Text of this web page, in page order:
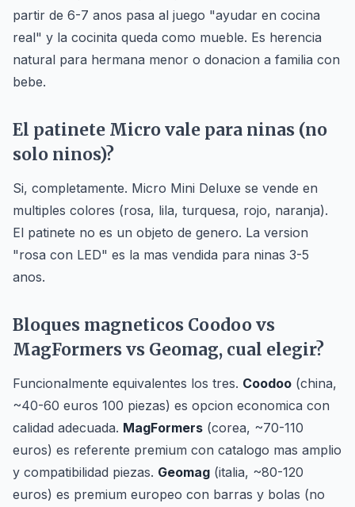
partir de 6-7 anos pasa al juego "ayudar en cocina
real" y la cocinita queda como mueble. Es herencia
natural para hermana menor o donacion a familia con
bebe.
El patinete Micro vale para ninas (no
solo ninos)?
Si, completamente. Micro Mini Deluxe se vende en
multiples colores (rosa, lila, turquesa, rojo, naranja).
El patinete no es un objeto de genero. La version
"rosa con LED" es la mas vendida para ninas 3-5
anos.
Bloques magneticos Coodoo vs
MagFormers vs Geomag, cual elegir?
Funcionalmente equivalentes los tres. Coodoo (china,
~40-60 euros 100 piezas) es opcion economica con
calidad adecuada. MagFormers (corea, ~70-110
euros) es referente premium con catalogo mas amplio
y compatibilidad piezas. Geomag (italia, ~80-120
euros) es premium europeo con barras y bolas (no